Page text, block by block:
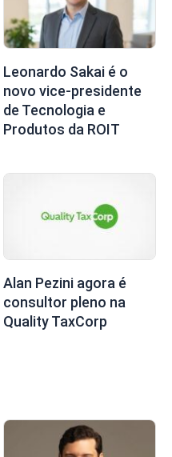
Leonardo Sakai é o
novo vice-presidente
de Tecnologia e
Produtos da ROIT
Alan Pezini agora é
consultor pleno na
Quality TaxCorp